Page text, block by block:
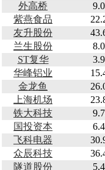
外高桥
紫燕食品
友升股份
兰生股份
ST复华
华峰铝业
金龙鱼
上海机场
铁大科技
国投资本
飞科电器
众辰科技
隧道股份